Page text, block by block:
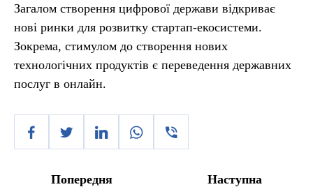
Загалом створення цифрової держави відкриває
нові ринки для розвитку стартап-екосистеми.
Зокрема, стимулом до створення нових
технологічних продуктів є переведення державних
послуг в онлайн.
Попередня Наступна